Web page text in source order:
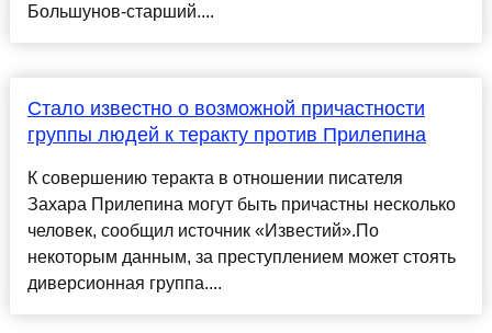
Большунов-старший....
Стало известно о возможной причастности
группы людей к теракту против Прилепина
К совершению теракта в отношении писателя
Захара Прилепина могут быть причастны несколько
человек, сообщил источник «Известий».По
некоторым данным, за преступлением может стоять
диверсионная группа....